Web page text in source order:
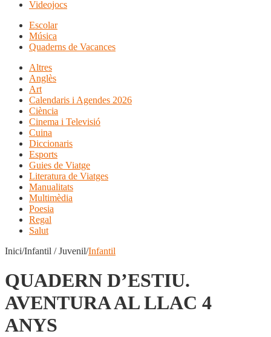
Videojocs
Escolar
Música
Quaderns de Vacances
Altres
Anglès
Art
Calendaris i Agendes 2026
Ciència
Cinema i Televisió
Cuina
Diccionaris
Esports
Guies de Viatge
Literatura de Viatges
Manualitats
Multimèdia
Poesia
Regal
Salut
Inici/Infantil / Juvenil/Infantil
QUADERN D’ESTIU.
AVENTURA AL LLAC 4
ANYS